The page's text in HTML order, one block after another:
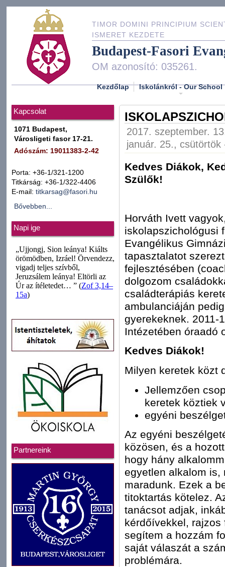
TIMOR DOMINI PRINCIPIUM
ISMERET KEZDETE
Budapest-Fasori
OM azonosító: 035261.
Kezdőlap Iskolánkról - Our School
Kapcsolat
1071 Budapest,
Városligeti fasor 17-21.
Adószám: 19011383-2-42
Porta: +36-1/321-1200
Titkárság: +36-1/322-4406
E-mail: titkarsag@fasori.hu
Bővebben...
Napi ige
Partnereink
2017. szeptember.
január. 25., csütörtök
Kedves Diákok,
Horváth Ivett
iskolapszichológusi
Evangélikus
tapasztalatot
fejlesztésében
dolgozom
családterápiás
ambulanciáján
gyerekeknek. 2011-
Intézetében óraadó
Kedves Diákok!
Milyen keretek közt
Jellemzően
keretek köztiek
egyéni
Az egyéni
közösen, és a
hogy hány
egyetlen alkalom is,
maradunk. Ezek a
titoktartás kötelez.
tanácsot adjak,
kérdőívekkel,
segítem a hozzám
saját válaszát a
problémára.